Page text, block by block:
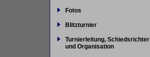
Fotos
Blitzturnier
Turnierleitung, Schiedsrichter
und Organisation